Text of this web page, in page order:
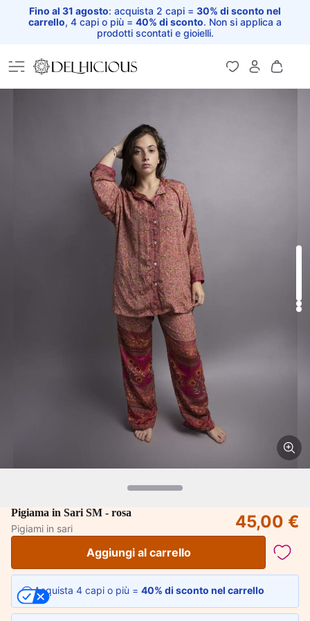
Fino al 31 agosto: acquista 2 capi = 30% di sconto nel
carrello, 4 capi o più = 40% di sconto. Non si applica a
prodotti scontati e gioielli.
Home
Pigiama in Sari SM - rosa
Pigiami in sari
45,00 €
Aggiungi al carrello
Acquista 4 capi o più = 40% di sconto nel carrello